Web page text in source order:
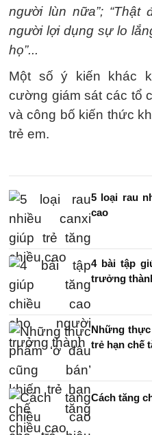
người lùn nữa”;
người lợi dụng sự lo
họ”...
Một số ý kiến khác
cường giám sát các tổ
và công bố kiến ​​thức
trẻ em.
5 loại rau
cao
4 bài tập
trưởng
Những thực
trẻ hạn chế
Cách tăng